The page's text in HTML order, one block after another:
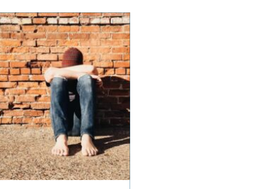
parkering, møbler der
skal skilles ad, og
ejendele med
affektionsværdi, som
helst skal komme sikkert
frem. Mange vælger
der...